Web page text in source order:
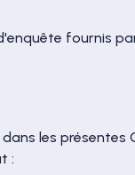
fournis
les
: